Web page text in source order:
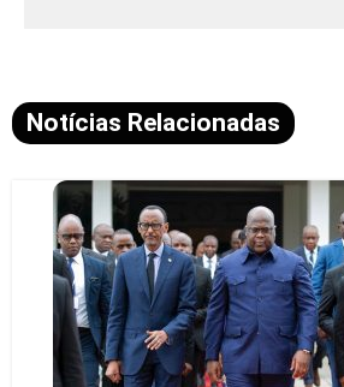
Notícias Relacionadas